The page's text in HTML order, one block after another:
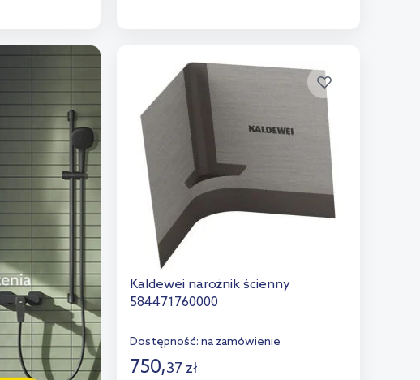
Kaldewei narożnik ścienny
584471760000
Dostępność: na zamówienie
750,37zł